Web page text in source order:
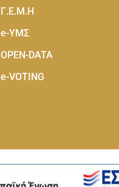
Γ.Ε.Μ.Η
e-ΥΜΣ
OPEN-DATA
e-VOTING